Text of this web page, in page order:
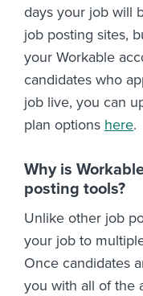
days your job will
job posting sites,
your Workable
candidates who
job live, you can
plan options here.
Why is
posting tools?
Unlike other job
your job to
Once candidates
you with all of the